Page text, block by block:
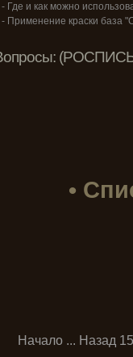
- Где и как можно
- Применение краски база
•
Начало ... Назад